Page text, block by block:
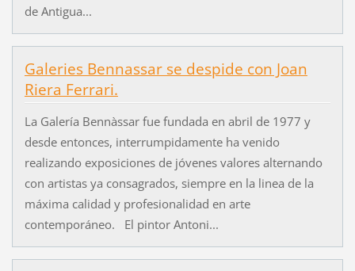
de Antigua...
Galeries Bennassar se despide con Joan
Riera Ferrari.
La Galería Bennàssar fue fundada en abril de 1977 y
desde entonces, interrumpidamente ha venido
realizando exposiciones de jóvenes valores alternando
con artistas ya consagrados, siempre en la linea de la
máxima calidad y profesionalidad en arte
contemporáneo. El pintor Antoni...